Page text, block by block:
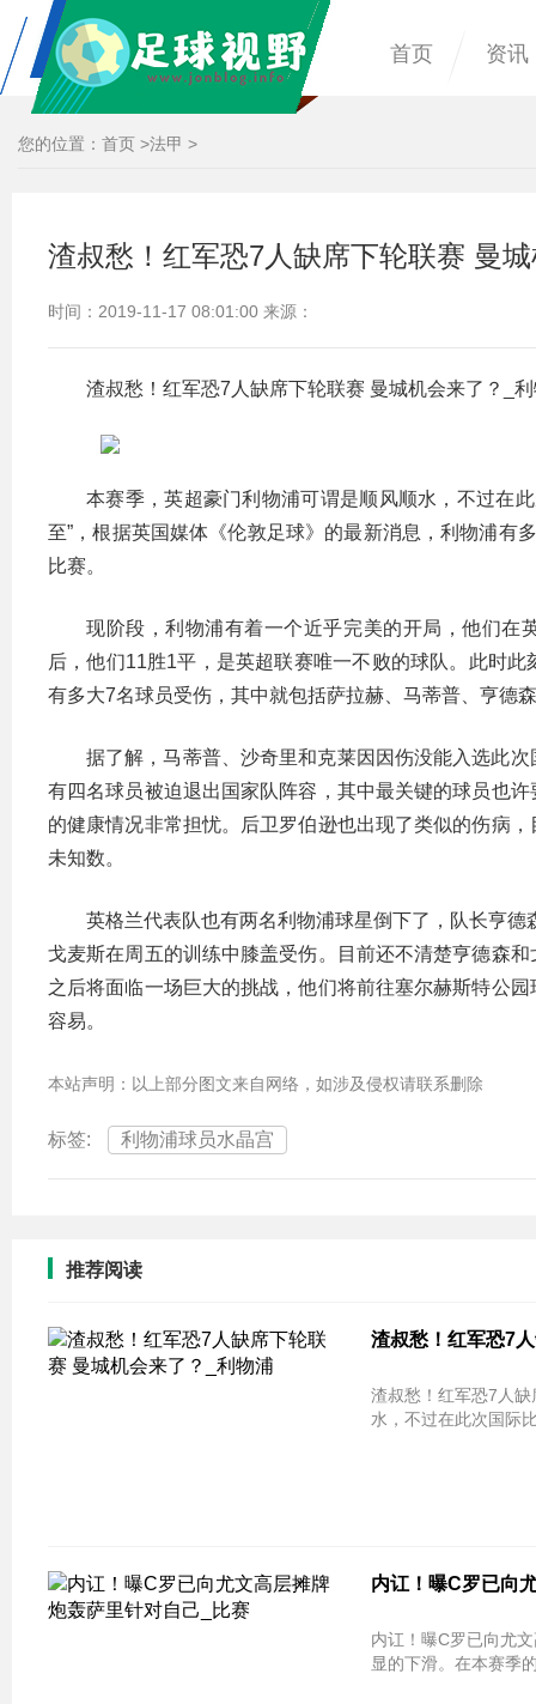
首页 资讯
您的位置： 首页 >法甲 >
渣叔愁！红军恐7人缺席下轮联赛 曼
时间：2019-11-17 08:01:00 来源：
渣叔愁！红军恐7人缺席下轮联赛 曼城机会来了？_
本赛季，英超豪门利物浦可谓是顺风顺水，不过在
至”，根据英国媒体《伦敦足球》的最新消息，利物浦有
比赛。
现阶段，利物浦有着一个近乎完美的开局，他们在
后，他们11胜1平，是英超联赛唯一不败的球队。此时
有多大7名球员受伤，其中就包括萨拉赫、马蒂普、亨德
据了解，马蒂普、沙奇里和克莱因因伤没能入选此
有四名球员被迫退出国家队阵容，其中最关键的球员也
的健康情况非常担忧。后卫罗伯逊也出现了类似的伤病
未知数。
英格兰代表队也有两名利物浦球星倒下了，队长亨
戈麦斯在周五的训练中膝盖受伤。目前还不清楚亨德森
之后将面临一场巨大的挑战，他们将前往塞尔赫斯特公
容易。
本站声明：以上部分图文来自网络，如涉及侵权请联系删除
标签: 利物浦球员水晶宫
推荐阅读
渣叔愁！红军恐7
渣叔愁！红军恐7人缺席下轮联赛
水，不过在此次国际
内讧！曝C罗已向
内讧！曝C罗已向尤文高层摊牌 炮轰
显的下滑。在本赛季